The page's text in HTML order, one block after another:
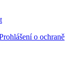
o ochraně